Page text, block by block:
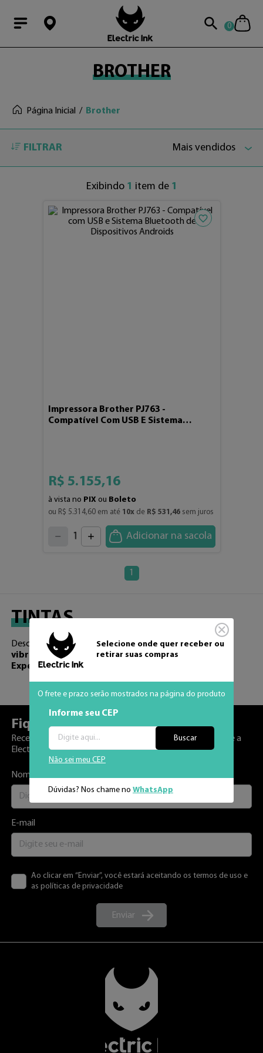
Modal0
BROTHER
Página Inicial Brother
FILTRAR Mais vendidos
Exibindo 1 item de 1
Adicionar aos
Impressora Brother PJ763 -
Compatível Com USB E Sistema
R$ 5.155,16
à vista no PIX ou Boleto
ou R$ 5.314,60 em até 10x de R$ 531 ,46 sem juros
1 Adicionar na sacola
1
TINTAS
Descubra nossas tintas de tatuagem premium. Cores
vibrantese duradouraspara criar tatuagens incríveis.
Experimente agora!
Fique pordentro!
Receba novidades, promoções e o melhor conteúdo sobre a
Electric Ink
Nome
E-mail
Enviar
Ao clicar em “Enviar”, você estará aceitando os termos de uso e
as políticas de privacidade
Selecione onde quer receber ou
retirar suas compras
O frete e prazo serão mostrados na página do produto
Informe seu CEP
Buscar
Não sei meu CEP
Dúvidas? Nos chame no WhatsApp